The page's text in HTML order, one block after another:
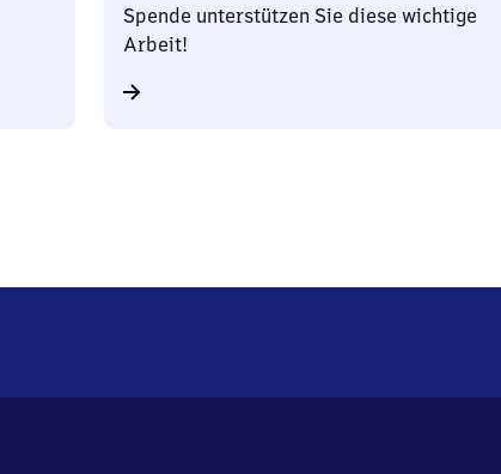
Spende unterstützen Sie diese wichtige
Arbeit!